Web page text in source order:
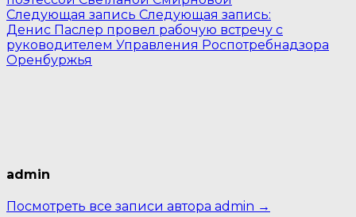
Следующая запись Следующая запись:
Денис Паслер провел рабочую встречу с
руководителем Управления Роспотребнадзора
Оренбуржья
admin
Посмотреть все записи автора admin →